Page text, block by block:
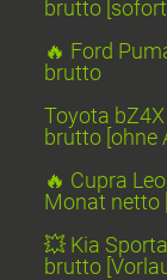
brutto
🔥 Ford
brutto
Toyota
brutto [ohne
🔥 Cupra
Monat netto
💥 Kia
brutto